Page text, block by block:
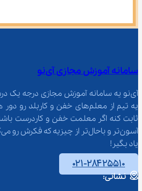
سامانه آموزش مجازی آی‌نو
آی‌نو یه سامانه آموزش مجازی درجه یک
یه تیم از معلم‌‌های خفن و
ثابت کنه اگر معلمت خفن و کاردرست
یاد بگیر!
۰۲۱-۲۸۴۲۵۵۱۰
نشانی: